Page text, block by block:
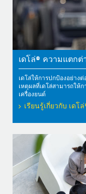
เดโล่® ความแตกต่
เดโล่ให้การปกป้องอย่าง
เหตุผลที่เดโล่สามารถให้
เครื่องยนต์
เรียนรู้เกี่ยวกับ เดโล่